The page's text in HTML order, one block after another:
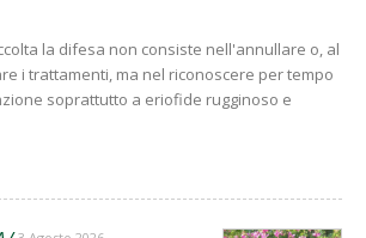
la difesa non consiste nell'annullare o, al
i trattamenti, ma nel riconoscere per tempo
soprattutto a eriofide rugginoso e